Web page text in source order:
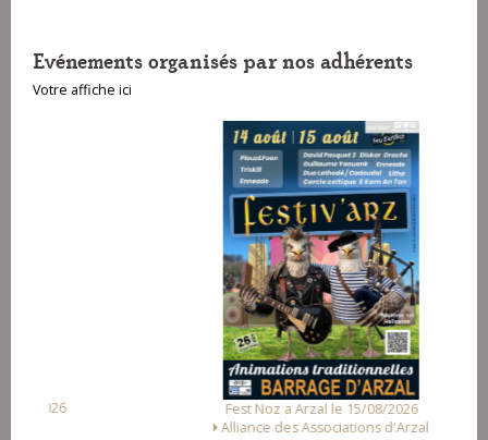
Evénements organisés par nos adhérents
Votre affiche ici
Fest Noz a Arzal le 15/08/2026
Alliance des Associations d'Arzal